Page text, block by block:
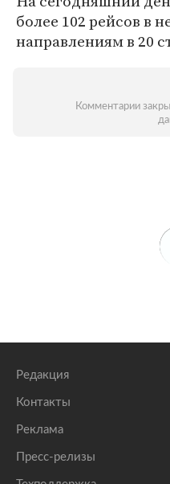
более 102 рейсов в
направлениям в 20
Комментарии
Редакция
Контакты
Реклама
Пресс-релизы